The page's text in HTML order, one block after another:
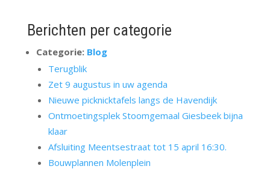
Berichten per categorie
Categorie: Blog
Terugblik
Zet 9 augustus in uw agenda
Nieuwe picknicktafels langs de Havendijk
Ontmoetingsplek Stoomgemaal Giesbeek bijna
klaar
Afsluiting Meentsestraat tot 15 april 16:30.
Bouwplannen Molenplein